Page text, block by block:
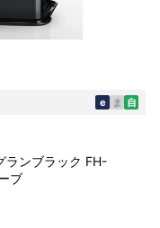
e ま 自
ランブラック FH-
ブ